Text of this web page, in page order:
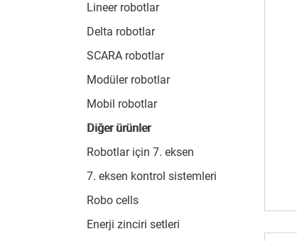
Lineer robotlar
Delta robotlar
SCARA robotlar
Modüler robotlar
Mobil robotlar
Diğer ürünler
Robotlar için 7. eksen
7. eksen kontrol sistemleri
Robo cells
Enerji zinciri setleri